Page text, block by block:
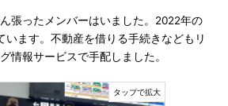
張ったメンバーはいました。2022年の
います。不動産を借りる手続きなどもリ
情報サービスで手配しました。